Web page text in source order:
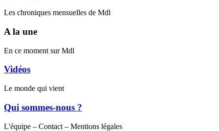
Les chroniques mensuelles de Mdl
A la une
En ce moment sur Mdl
Vidéos
Le monde qui vient
Qui sommes-nous ?
L'équipe – Contact – Mentions légales